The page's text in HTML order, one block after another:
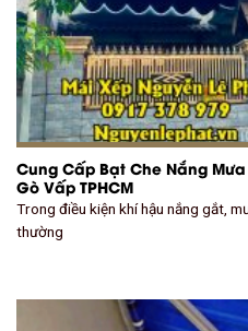
Cung Cấp Bạt Che Nắng
Gò Vấp TPHCM
Trong điều kiện khí hậu nắng gắt,
thường